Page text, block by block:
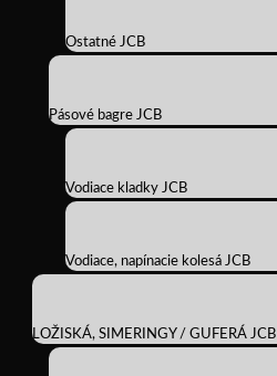
Ostatné JCB
Pásové bagre JCB
Vodiace kladky JCB
Vodiace, napínacie kolesá JCB
LOŽISKÁ, SIMERINGY / GUFERÁ JCB